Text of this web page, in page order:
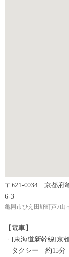
〒621-0034 京都府
6-3
亀岡市ひえ田野町芦ﾉ山
【電車】
・[東海道新幹線]
タクシー 約15分